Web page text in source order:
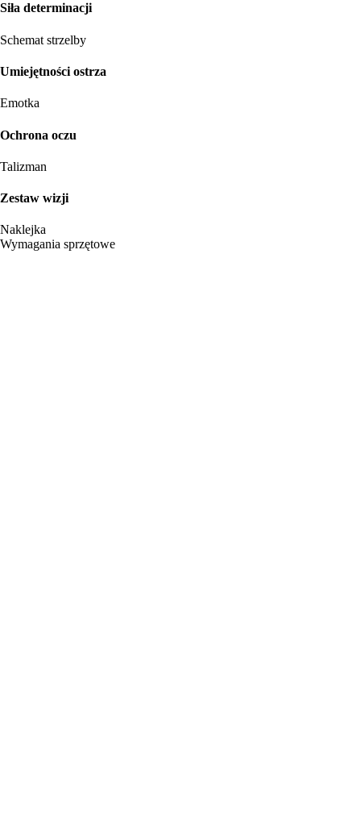
Siła determinacji
Schemat strzelby
Umiejętności ostrza
Emotka
Ochrona oczu
Talizman
Zestaw wizji
Naklejka
Wymagania sprzętowe